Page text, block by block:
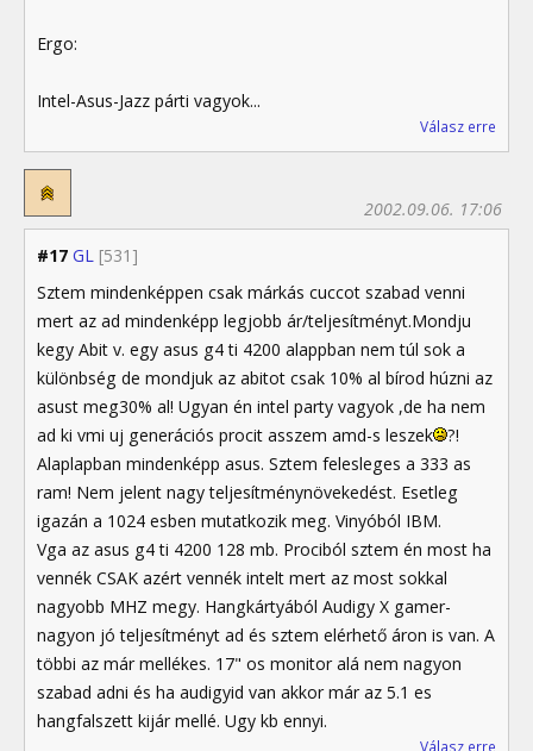
Ergo:
Intel-Asus-Jazz párti vagyok...
Válasz erre
#17 GL [531]
2002.09.06. 17:06
Sztem mindenképpen csak márkás cuccot szabad venni
mert az ad mindenképp legjobb ár/teljesítményt.Mondju
kegy Abit v. egy asus g4 ti 4200 alappban nem túl sok a
különbség de mondjuk az abitot csak 10% al bírod húzni az
asust meg30% al! Ugyan én intel party vagyok ,de ha nem
ad ki vmi uj generációs procit asszem amd-s leszek
?!
Alaplapban mindenképp asus. Sztem felesleges a 333 as
ram! Nem jelent nagy teljesítménynövekedést. Esetleg
igazán a 1024 esben mutatkozik meg. Vinyóból IBM.
Vga az asus g4 ti 4200 128 mb. Prociból sztem én most ha
vennék CSAK azért vennék intelt mert az most sokkal
nagyobb MHZ megy. Hangkártyából Audigy X gamer-
nagyon jó teljesítményt ad és sztem elérhető áron is van. A
többi az már mellékes. 17" os monitor alá nem nagyon
szabad adni és ha audigyid van akkor már az 5.1 es
hangfalszett kijár mellé. Ugy kb ennyi.